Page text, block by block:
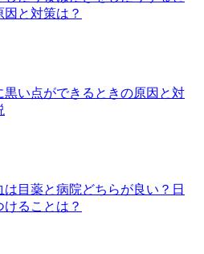
因と対策は？
黒い点ができるときの原因と対
は目薬と病院どちらが良い？日
けることは？